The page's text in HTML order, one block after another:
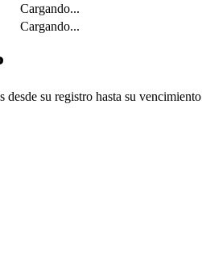
Cargando...
Cargando...
desde su registro hasta su